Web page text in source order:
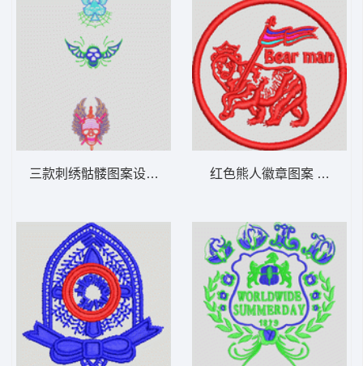
三款刺绣骷髅图案设计 骷髅 红色熊人徽章图案 章仔